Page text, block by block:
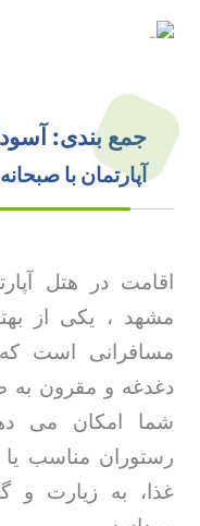
جمع بندی:
آپارتمان با
اقامت در هتل
مشهد ، یکی از
مسافرانی است
دغدغه و مقرون به
شما امکان می
رستوران مناسب
غذا، به زیارت